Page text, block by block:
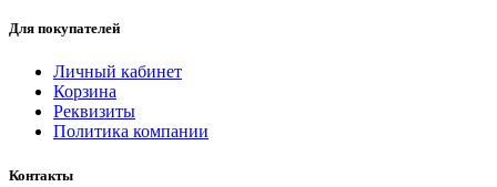
Для покупателей
Личный кабинет
Корзина
Реквизиты
Политика компании
Контакты